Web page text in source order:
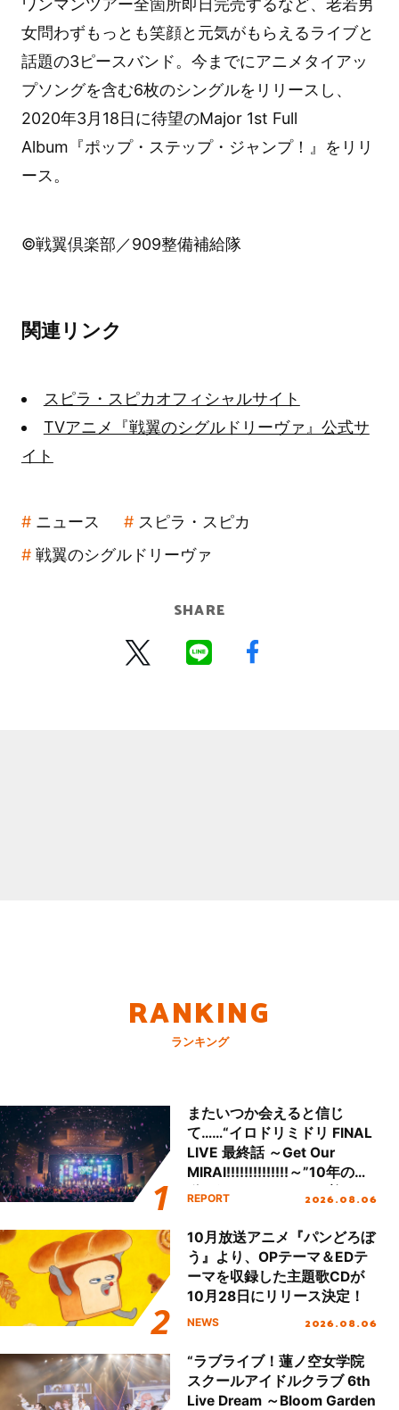
ワンマンツアー全箇所即日完売するなど、老若男
女問わずもっとも笑顔と元気がもらえるライブと
話題の3ピースバンド。今までにアニメタイアッ
プソングを含む6枚のシングルをリリースし、
2020年3月18日に待望のMajor 1st Full
Album『ポップ・ステップ・ジャンプ！』をリリ
ース。
©戦翼倶楽部／909整備補給隊
関連リンク
スピラ・スピカオフィシャルサイト
TVアニメ『戦翼のシグルドリーヴァ』公式サ
イト
ニュース
スピラ・スピカ
戦翼のシグルドリーヴァ
SHARE
RANKING
ランキング
またいつか会えると信じ
て……“イロドリミドリ FINAL
LIVE 最終話 ～Get Our
MIRAI!!!!!!!!!!!!!!～”10年の活
動を経てファイナルを迎える
REPORT 2026.08.06
10月放送アニメ『パンどろぼ
う』より、OPテーマ＆EDテ
ーマを収録した主題歌CDが
10月28日にリリース決定！
NEWS 2026.08.06
“ラブライブ！蓮ノ空女学院
スクールアイドルクラブ 6th
Live Dream ～Bloom Garden